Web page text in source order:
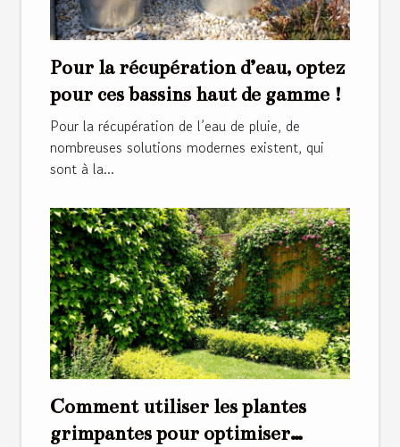
Pour la récupération d’eau, optez
pour ces bassins haut de gamme !
Pour la récupération de l’eau de pluie, de
nombreuses solutions modernes existent, qui
sont à la...
Comment utiliser les plantes
grimpantes pour optimiser